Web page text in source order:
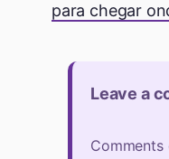
para chegar
Leave a
Comments